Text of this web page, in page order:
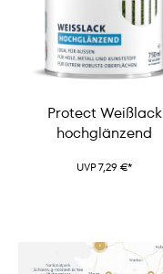
Protect Weißlack
hochglänzend
UVP 7,29 €*